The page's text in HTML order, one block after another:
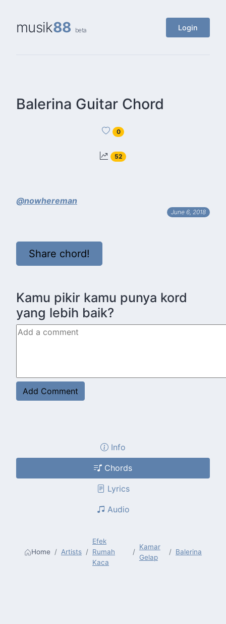
musik88 beta Login
Balerina Guitar Chord
0
52
@nowhereman
June 6, 2018
Share chord!
Kamu pikir kamu punya kord
yang lebih baik?
Info
Chords
Lyrics
Audio
Home Artists
Efek
Rumah
Kaca
Kamar
Gelap
Balerina